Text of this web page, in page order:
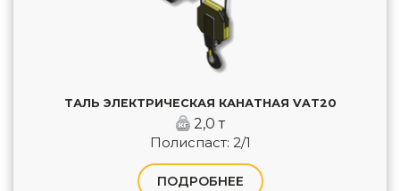
ТАЛЬ ЭЛЕКТРИЧЕСКАЯ КАНАТНАЯ VAT20
2,0 т
Полиспаст: 2/1
ПОДРОБНЕЕ